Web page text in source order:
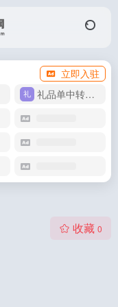
立即入驻
礼品单中转同步单
收藏 0